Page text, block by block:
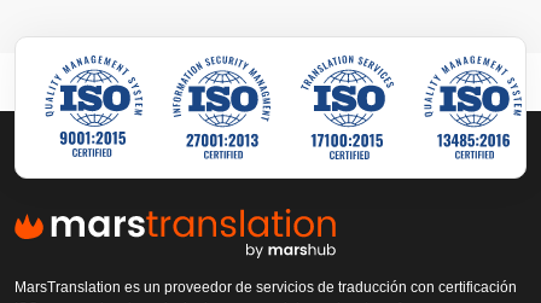
MarsTranslation es un proveedor de servicios de traducción con certificación